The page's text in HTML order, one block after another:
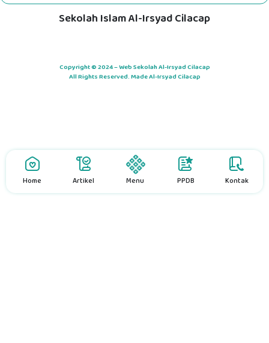
Sekolah Islam Al-Irsyad Cilacap
Copyright © 2024 – Web Sekolah Al-Irsyad Cilacap
All Rights Reserved. Made Al-Irsyad Cilacap
Home Artikel Menu PPDB Kontak